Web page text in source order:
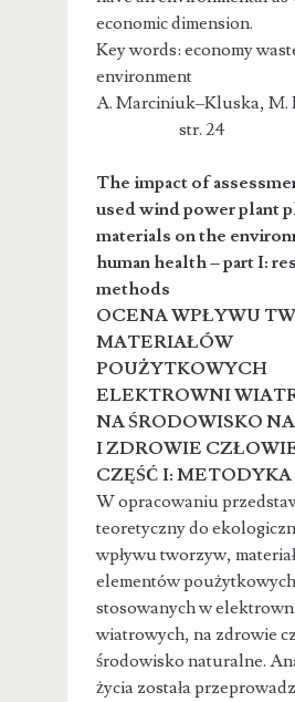
economic dimension.
Key words: economy
environment
A. Marciniuk–Kluska,
str. 24
The impact of
used wind power plant
materials on the
human health – part I:
methods
OCENA WPŁYWU
MATERIAŁÓW
POUŻYTKOWYCH
ELEKTROWNI
NA ŚRODOWISKO
I ZDROWIE
CZĘŚĆ I:
W opracowaniu
teoretyczny do
wpływu tworzyw,
elementów
stosowanych w
wiatrowych, na zdrowie
środowisko naturalne.
życia została